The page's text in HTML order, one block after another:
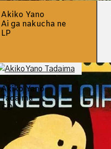
Akiko Yano
Ai ga nakucha ne
LP
Akiko Yano
Tadaima
CD